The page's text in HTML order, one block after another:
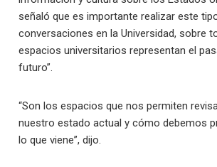
señaló que es importante realizar este
conversaciones en la Universidad, sobre
espacios universitarios representan el
futuro”.
“Son los espacios que nos permiten
nuestro estado actual y cómo debemos
lo que viene”, dijo.